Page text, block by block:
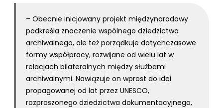
– Obecnie inicjowany projekt międzynarodowy
podkreśla znaczenie wspólnego dziedzictwa
archiwalnego, ale też porządkuje dotychczasowe
formy współpracy, rozwijane od wielu lat w
relacjach bilateralnych między służbami
archiwalnymi. Nawiązuje on wprost do idei
propagowanej od lat przez UNESCO,
rozproszonego dziedzictwa dokumentacyjnego,